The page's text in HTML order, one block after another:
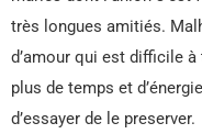
très longues amitiés.
d’amour qui est difficile
plus de temps et
d’essayer de le preserver.